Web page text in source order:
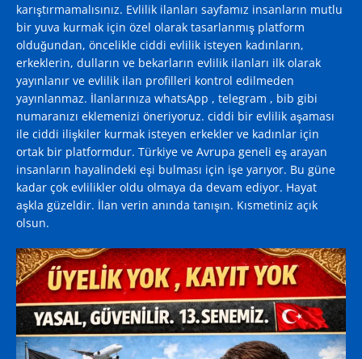
karıştırmamalısınız. Evlilik ilanları sayfamız insanların mutlu
bir yuva kurmak için özel olarak tasarlanmış platform
olduğundan, öncelikle ciddi evlilik isteyen kadınların,
erkeklerin, dulların ve bekarların evlilik ilanları ilk olarak
yayınlanır ve evlilik ilan profilleri kontrol edilmeden
yayınlanmaz. İlanlarınıza whatsApp , telegram , bib gibi
numaranızı eklemenizi öneriyoruz. ciddi bir evlilik aşaması
ile ciddi ilişkiler kurmak isteyen erkekler ve kadınlar için
ortak bir platformdur. Türkiye ve Avrupa geneli eş arayan
insanların hayalindeki eşi bulması için işe yarıyor. Bu güne
kadar çok evlilikler oldu olmaya da devam ediyor. Hayat
aşkla güzeldir. İlan verin anında tanışın. Kısmetiniz açık
olsun.